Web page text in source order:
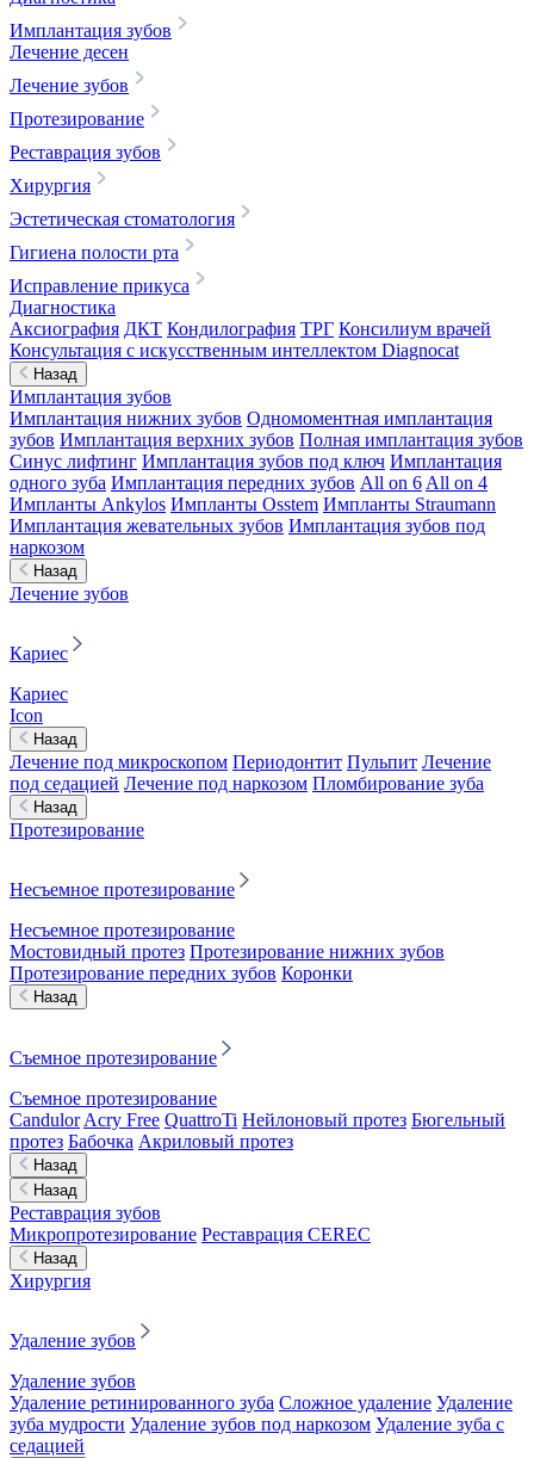
Имплантация зубов
Лечение десен
Лечение зубов
Протезирование
Реставрация зубов
Хирургия
Эстетическая стоматология
Гигиена полости рта
Исправление прикуса
Диагностика
Аксиография ДКТ Кондилография ТРГ Консилиум врачей
Консультация с искусственным интеллектом Diagnocat
Назад
Имплантация зубов
Имплантация нижних зубов Одномоментная имплантация
зубов Имплантация верхних зубов Полная имплантация зубов
Синус лифтинг Имплантация зубов под ключ Имплантация
одного зуба Имплантация передних зубов All on 6 All on 4
Импланты Ankylos Импланты Osstem Импланты Straumann
Имплантация жевательных зубов Имплантация зубов под
наркозом
Назад
Лечение зубов
Кариес
Кариес
Icon
Назад
Лечение под микроскопом Периодонтит Пульпит Лечение
под седацией Лечение под наркозом Пломбирование зуба
Назад
Протезирование
Несъемное протезирование
Несъемное протезирование
Мостовидный протез Протезирование нижних зубов
Протезирование передних зубов Коронки
Назад
Съемное протезирование
Съемное протезирование
Candulor Acry Free QuattroTi Нейлоновый протез Бюгельный
протез Бабочка Акриловый протез
Назад
Назад
Реставрация зубов
Микропротезирование Реставрация CEREC
Назад
Хирургия
Удаление зубов
Удаление зубов
Удаление ретинированного зуба Сложное удаление Удаление
зуба мудрости Удаление зубов под наркозом Удаление зуба с
седацией